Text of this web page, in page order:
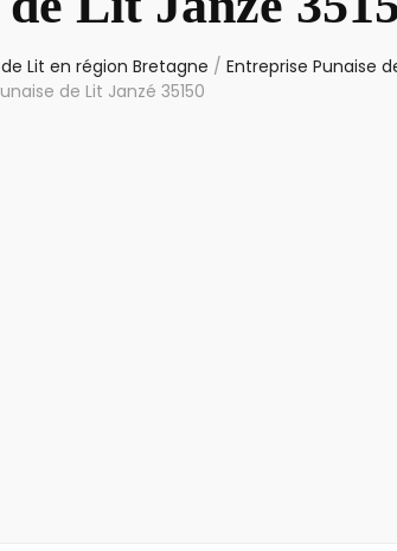
Lit en région Bretagne / Entreprise Punaise
de Lit Janzé 35150